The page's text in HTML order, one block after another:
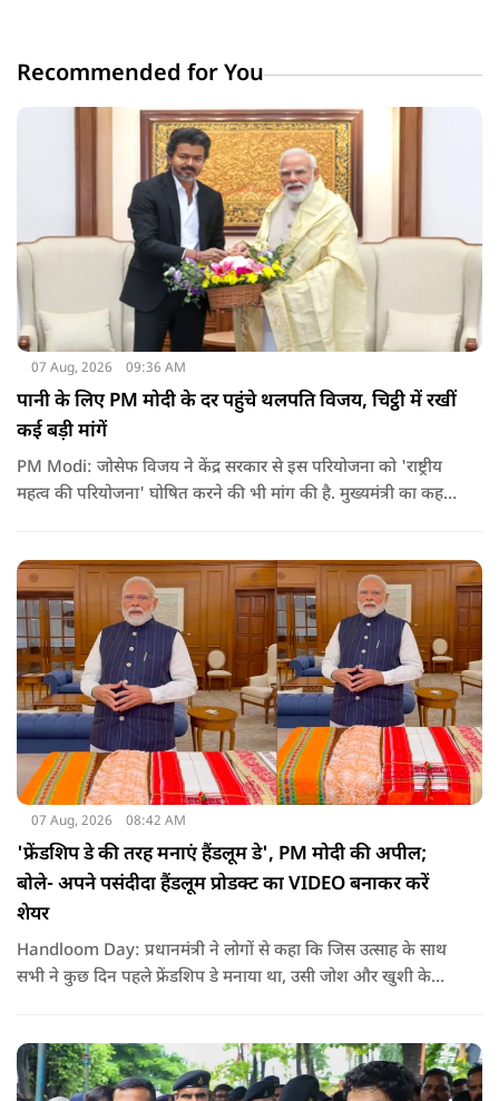
Recommended for You
07 Aug, 2026 09:36 AM
पानी के लिए PM मोदी के दर पहुंचे थलपति विजय, चिट्ठी में रखीं
कई बड़ी मांगें
PM Modi: जोसेफ विजय ने केंद्र सरकार से इस परियोजना को 'राष्ट्रीय
महत्व की परियोजना' घोषित करने की भी मांग की है. मुख्यमंत्री का कहना
की समस्या को काफी हद तक कम किया जा सकता है.
07 Aug, 2026 08:42 AM
'फ्रेंडशिप डे की तरह मनाएं हैंडलूम डे', PM मोदी की अपील;
बोले- अपने पसंदीदा हैंडलूम प्रोडक्ट का VIDEO बनाकर करें
शेयर
Handloom Day: प्रधानमंत्री ने लोगों से कहा कि जिस उत्साह के साथ
सभी ने कुछ दिन पहले फ्रेंडशिप डे मनाया था, उसी जोश और खुशी के